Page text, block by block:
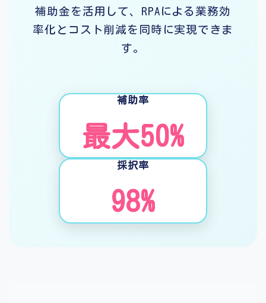
補助金を活用して、RPAによる業務効
率化とコスト削減を同時に実現できま
す。
補助率
最大50%
採択率
98%